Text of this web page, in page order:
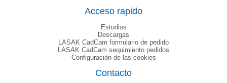
Contacto
Acceso rapido
Estudios
Descargas
LASAK CadCam formulario de pedido
LASAK CadCam sequimiento pedidos
Configuración de las cookies